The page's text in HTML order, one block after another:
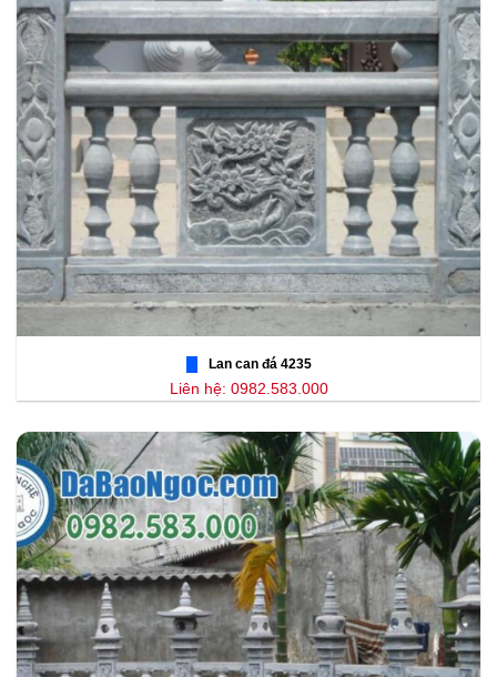
Lan can đá 4235
Liên hệ: 0982.583.000